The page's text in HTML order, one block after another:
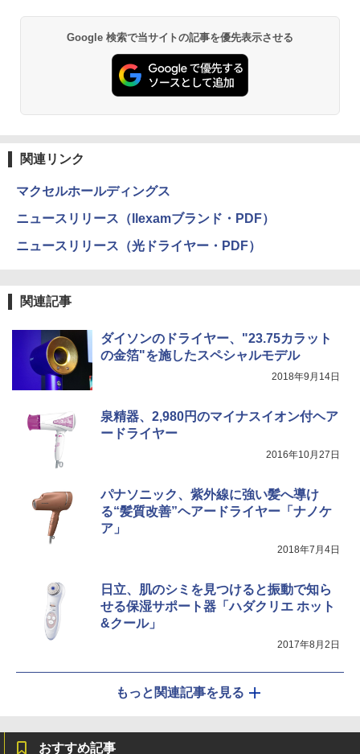
Google 検索で当サイトの記事を優先表示させる
関連リンク
マクセルホールディングス
ニュースリリース（llexamブランド・PDF）
ニュースリリース（光ドライヤー・PDF）
関連記事
ダイソンのドライヤー、"23.75カラット
の金箔"を施したスペシャルモデル
2018年9月14日
泉精器、2,980円のマイナスイオン付ヘア
ードライヤー
2016年10月27日
パナソニック、紫外線に強い髪へ導け
る“髪質改善”ヘアードライヤー「ナノケ
ア」
2018年7月4日
日立、肌のシミを見つけると振動で知ら
せる保湿サポート器「ハダクリエ ホット
&クール」
2017年8月2日
もっと関連記事を見る
おすすめ記事